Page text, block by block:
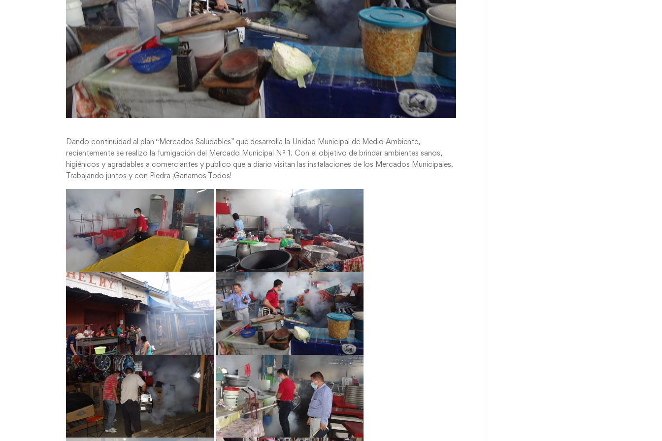
Dando continuidad al plan “Mercados Saludables” que desarrolla la Unidad Municipal de Medio Ambiente,
recientemente se realizo la fumigación del Mercado Municipal Nº 1. Con el objetivo de brindar ambientes sanos,
higiénicos y agradables a comerciantes y publico que a diario visitan las instalaciones de los Mercados Municipales.
Trabajando juntos y con Piedra ¡Ganamos Todos!